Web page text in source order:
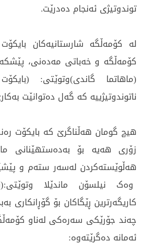
توندوتیژی ئەنجام دەدرێت.
لە کۆمەڵگە شارستانیەکان
کۆمەڵگە و خەباتی مەدەنی،
(ماهاتما گاندی)وتوێتی:
ناتوندوتیژییە کە گەل دەتوانێت
هیچ گومان هەڵناگرێ کە بایکۆت
زۆری هەیە بۆ بەدەستهێنانی
هەڵوێستەکردن لەسەر ستەم و
وەک نیلسۆن ماندێلا
کاریگەرترین ڕێگاکان بۆ گۆڕانکاری
چەند جۆرێکی سەرەکی لەناو
ئەمانە دەگرێتەوە: